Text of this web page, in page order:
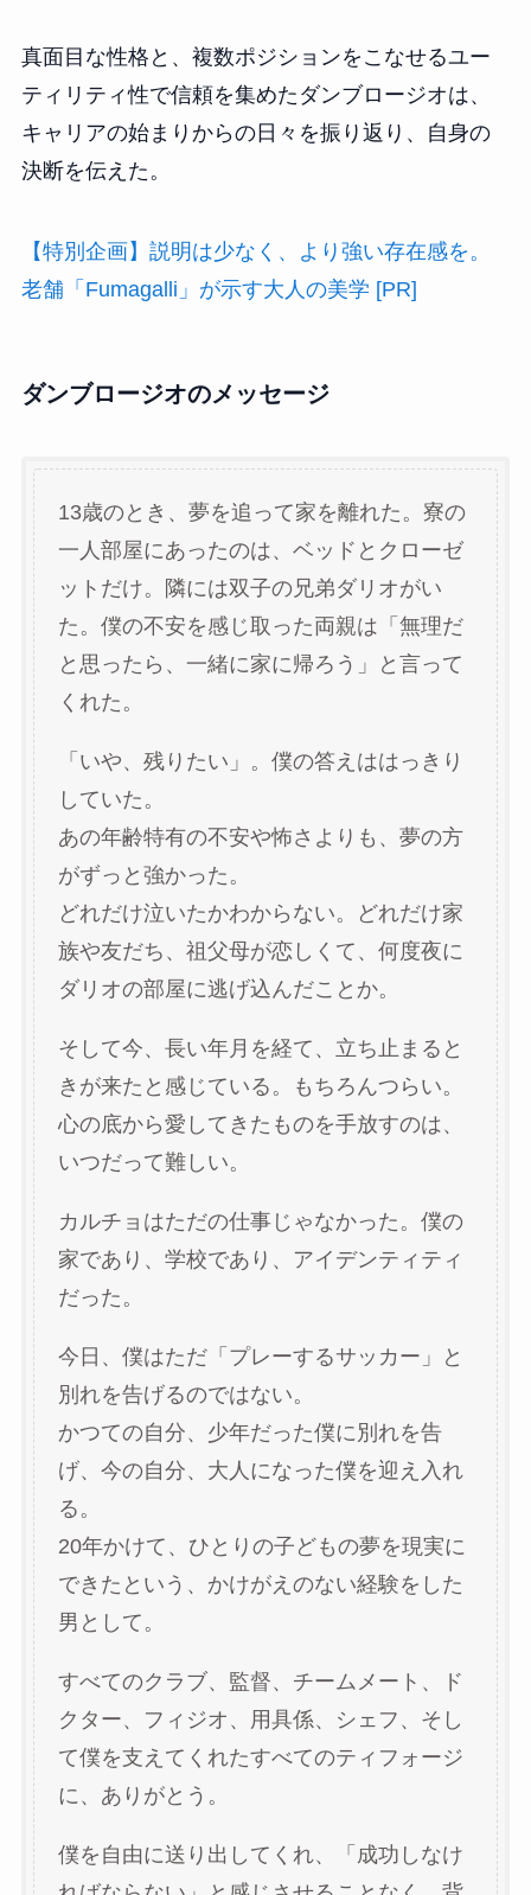
真面目な性格と、複数ポジションをこなせるユー
ティリティ性で信頼を集めたダンブロージオは、
キャリアの始まりからの日々を振り返り、自身の
決断を伝えた。
【特別企画】説明は少なく、より強い存在感を。
老舗「Fumagalli」が示す大人の美学 [PR]
ダンブロージオのメッセージ
13歳のとき、夢を追って家を離れた。寮の
一人部屋にあったのは、ベッドとクローゼ
ットだけ。隣には双子の兄弟ダリオがい
た。僕の不安を感じ取った両親は「無理だ
と思ったら、一緒に家に帰ろう」と言って
くれた。
「いや、残りたい」。僕の答えははっきり
していた。
あの年齢特有の不安や怖さよりも、夢の方
がずっと強かった。
どれだけ泣いたかわからない。どれだけ家
族や友だち、祖父母が恋しくて、何度夜に
ダリオの部屋に逃げ込んだことか。
そして今、長い年月を経て、立ち止まると
きが来たと感じている。もちろんつらい。
心の底から愛してきたものを手放すのは、
いつだって難しい。
カルチョはただの仕事じゃなかった。僕の
家であり、学校であり、アイデンティティ
だった。
今日、僕はただ「プレーするサッカー」と
別れを告げるのではない。
かつての自分、少年だった僕に別れを告
げ、今の自分、大人になった僕を迎え入れ
る。
20年かけて、ひとりの子どもの夢を現実に
できたという、かけがえのない経験をした
男として。
すべてのクラブ、監督、チームメート、ド
クター、フィジオ、用具係、シェフ、そし
て僕を支えてくれたすべてのティフォージ
に、ありがとう。
僕を自由に送り出してくれ、「成功しなけ